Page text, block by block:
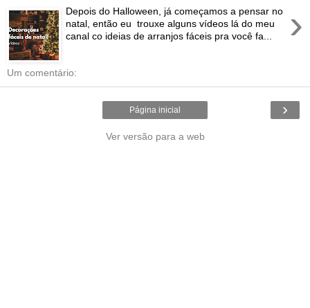
›
Depois do Halloween, já começamos a pensar no
natal, então eu trouxe alguns vídeos lá do meu
canal co ideias de arranjos fáceis pra você fa...
Um comentário:
›
Página inicial
Ver versão para a web